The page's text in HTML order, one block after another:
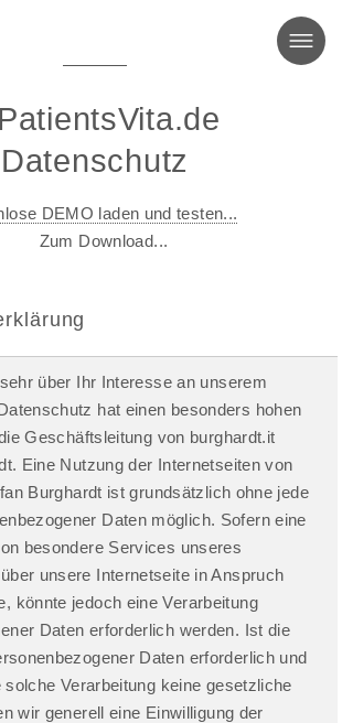
MENU
PatientsVita.de
Datenschutz
DEMO laden und testen...
über Ihr Interesse an unserem
hat einen besonders hohen
Geschäftsleitung von burghardt.it
Eine Nutzung der Internetseiten von
Burghardt ist grundsätzlich ohne jede
Daten möglich. Sofern eine
besondere Services unseres
unsere Internetseite in Anspruch
könnte jedoch eine Verarbeitung
Daten erforderlich werden. Ist die
Daten erforderlich und
solche Verarbeitung keine gesetzliche
wir generell eine Einwilligung der